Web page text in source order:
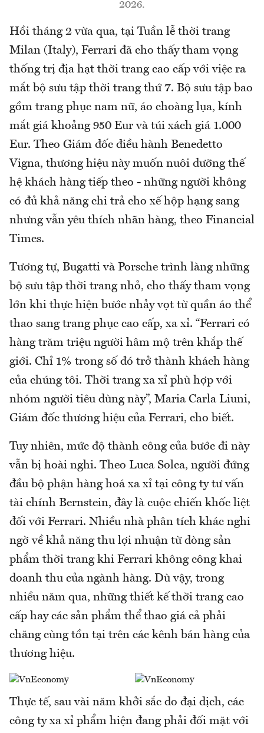
2026.
Hồi tháng 2 vừa qua, tại Tuần lễ thời trang
Milan (Italy), Ferrari đã cho thấy tham vọng
thống trị địa hạt thời trang cao cấp với việc ra
mắt bộ sưu tập thời trang thứ 7. Bộ sưu tập bao
gồm trang phục nam nữ, áo choàng lụa, kính
mắt giá khoảng 950 Eur và túi xách giá 1.000
Eur. Theo Giám đốc điều hành Benedetto
Vigna, thương hiệu này muốn nuôi dưỡng thế
hệ khách hàng tiếp theo - những người không
có đủ khả năng chi trả cho xế hộp hạng sang
nhưng vẫn yêu thích nhãn hàng, theo Financial
Times.
Tương tự, Bugatti và Porsche trình làng những
bộ sưu tập thời trang nhỏ, cho thấy tham vọng
lớn khi thực hiện bước nhảy vọt từ quần áo thể
thao sang trang phục cao cấp, xa xỉ. “Ferrari có
hàng trăm triệu người hâm mộ trên khắp thế
giới. Chỉ 1% trong số đó trở thành khách hàng
của chúng tôi. Thời trang xa xỉ phù hợp với
nhóm người tiêu dùng này”, Maria Carla Liuni,
Giám đốc thương hiệu của Ferrari, cho biết.
Tuy nhiên, mức độ thành công của bước đi này
vẫn bị hoài nghi. Theo Luca Solca, người đứng
đầu bộ phận hàng hoá xa xỉ tại công ty tư vấn
tài chính Bernstein, đây là cuộc chiến khốc liệt
đối với Ferrari. Nhiều nhà phân tích khác nghi
ngờ về khả năng thu lợi nhuận từ dòng sản
phẩm thời trang khi Ferrari không công khai
doanh thu của ngành hàng. Dù vậy, trong
nhiều năm qua, những thiết kế thời trang cao
cấp hay các sản phẩm thể thao giá cả phải
chăng cùng tồn tại trên các kênh bán hàng của
thương hiệu.
Thực tế, sau vài năm khởi sắc do đại dịch, các
công ty xa xỉ phẩm hiện đang phải đối mặt với